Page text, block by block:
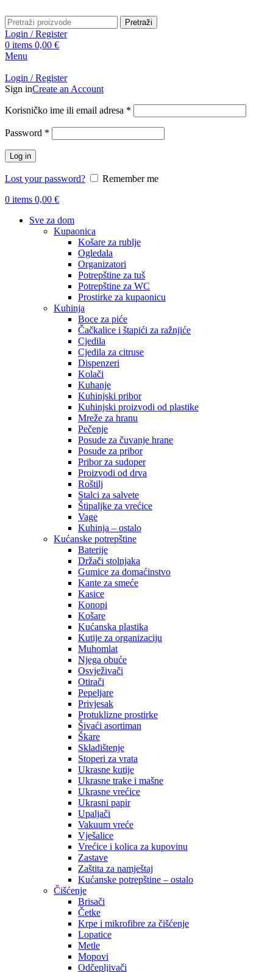
Pretraži
Login / Register
0 items 0,00 €
Menu
Login / Register
Sign inCreate an Account
Korisničko ime ili email adresa *
Password *
Log in
Lost your password?
Remember me
0 items 0,00 €
Sve za dom
Kupaonica
Košare za rublje
Ogledala
Organizatori
Potrepštine za tuš
Potrepštine za WC
Prostirke za kupaonicu
Kuhinja
Boce za piće
Čačkalice i štapići za ražnjiće
Cjedila
Cjedila za citruse
Dispenzeri
Kolači
Kuhanje
Kuhinjski pribor
Kuhinjski proizvodi od plastike
Mreže za hranu
Pečenje
Posude za čuvanje hrane
Posude za pribor
Pribor za sudoper
Proizvodi od drva
Roštilj
Stalci za salvete
Štipaljke za vrećice
Vage
Kuhinja – ostalo
Kućanske potrepštine
Baterije
Držači stolnjaka
Gumice za domaćinstvo
Kante za smeće
Kasice
Konopi
Košare
Kućanska plastika
Kutije za organizaciju
Muhomlat
Njega obuće
Osvježivači
Otirači
Pepeljare
Privjesak
Protuklizne prostirke
Šivaći asortiman
Škare
Skladištenje
Stoperi za vrata
Ukrasne kutije
Ukrasne trake i mašne
Ukrasne vrećice
Ukrasni papir
Upaljači
Vakuum vreće
Vješalice
Vrećice i kolica za kupovinu
Zastave
Zaštita za namještaj
Kućanske potrepštine – ostalo
Čišćenje
Brisači
Četke
Krpe i mikrofibre za čišćenje
Lopatice
Metle
Mopovi
Odčepljivači